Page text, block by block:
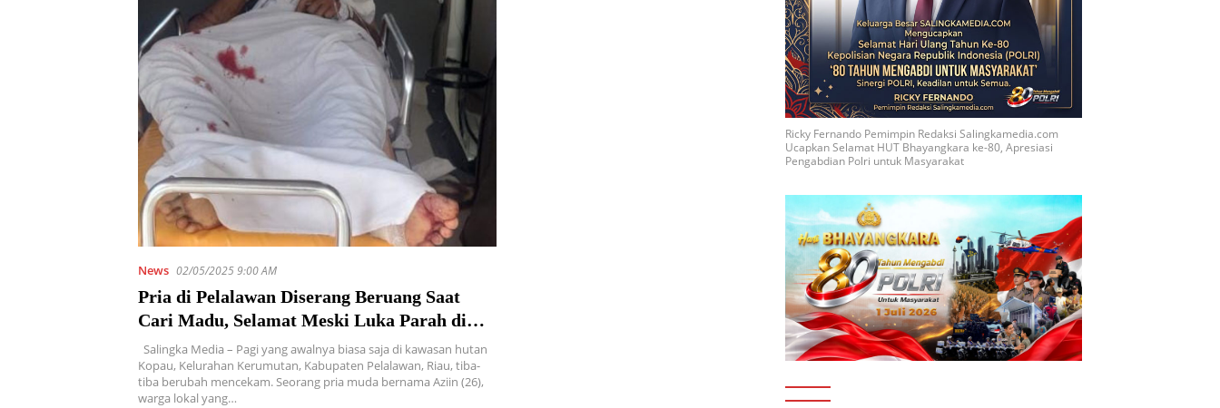
News 02/05/2025 9:00 AM
Pria di Pelalawan Diserang Beruang Saat
Cari Madu, Selamat Meski Luka Parah di
Kepala
Salingka Media – Pagi yang awalnya biasa saja di kawasan hutan
Kopau, Kelurahan Kerumutan, Kabupaten Pelalawan, Riau, tiba-
tiba berubah mencekam. Seorang pria muda bernama Aziin (26),
warga lokal yang…
Ricky Fernando Pemimpin Redaksi Salingkamedia.com
Ucapkan Selamat HUT Bhayangkara ke-80, Apresiasi
Pengabdian Polri untuk Masyarakat